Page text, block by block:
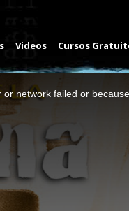
Videos Cursos
network failed or